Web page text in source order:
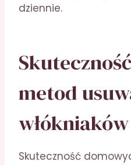
dziennie.
metod
włókniaków
Skuteczność